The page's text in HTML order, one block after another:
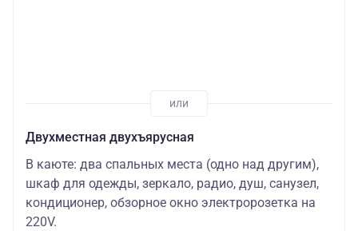
Двухместная двухъярусная
В каюте: два спальных места (одно над другим),
шкаф для одежды, зеркало, радио, душ, санузел,
кондиционер, обзорное окно электророзетка на
220V.